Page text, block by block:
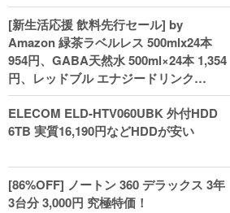
[新生活応援 飲料先行セール] by
Amazon 緑茶ラベルレス 500mlx24本
954円、GABA天然水 500ml×24本 1,354
円、レッドブル エナジードリンク
250mlx24本 3,412円、い･ろ･は･す 2L×8
本 846円など飲料セール
ELECOM ELD-HTV060UBK 外付HDD
6TB 実質16,190円などHDDが安い
[86%OFF] ノートン 360 デラックス 3年
3台分 3,000円 究極特価！